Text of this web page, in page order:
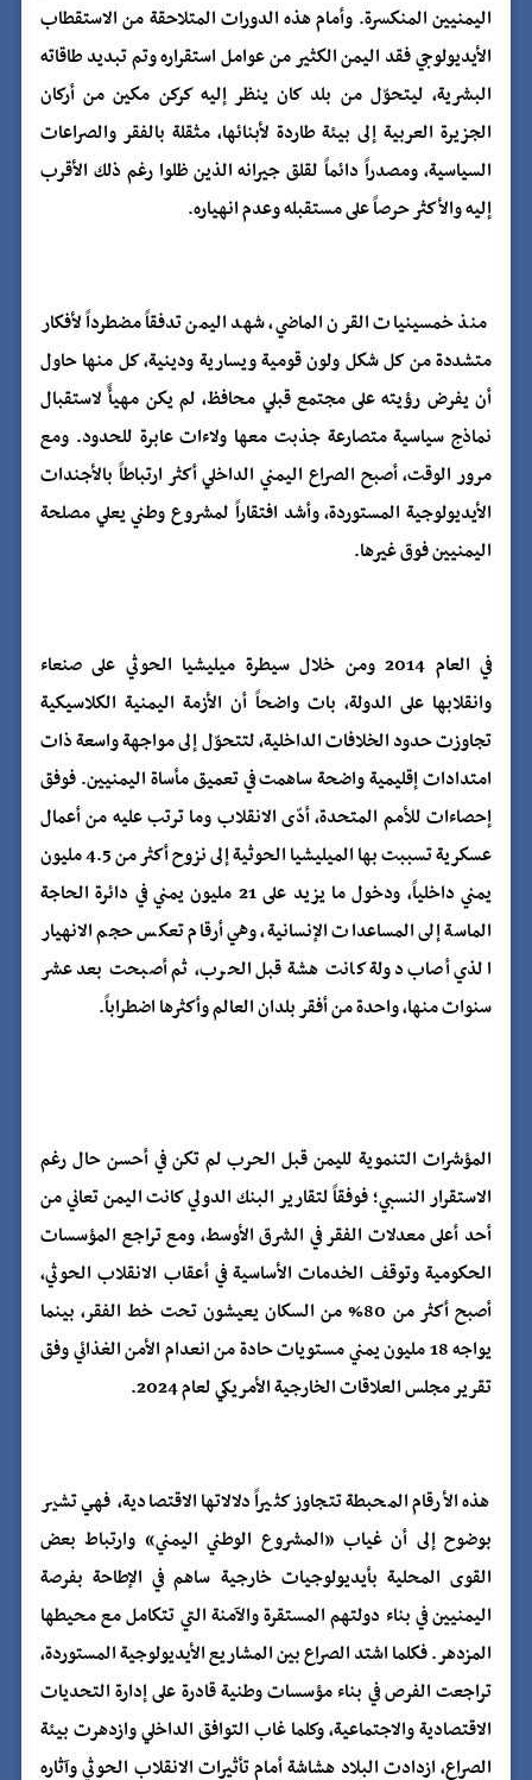
اليمنيين المنكسرة. وأمام هذه الدورات المتلاحقة من الاستقطاب
الأيديولوجي فقد اليمن الكثير من عوامل استقراره وتم تبديد طاقاته
البشرية، ليتحوّل من بلد كان ينظر إليه كركن مكين من أركان
الجزيرة العربية إلى بيئة طاردة لأبنائها، مثقلة بالفقر والصراعات
السياسية، ومصدراً دائماً لقلق جيرانه الذين ظلوا رغم ذلك الأقرب
إليه والأكثر حرصاً على مستقبله وعدم انهياره.
منذ خمسينيات القرن الماضي، شهد اليمن تدفقاً مضطرداً لأفكار
متشددة من كل شكل ولون قومية ويسارية ودينية، كل منها حاول
أن يفرض رؤيته على مجتمع قبلي محافظ، لم يكن مهيأً لاستقبال
نماذج سياسية متصارعة جذبت معها ولاءات عابرة للحدود. ومع
مرور الوقت، أصبح الصراع اليمني الداخلي أكثر ارتباطاً بالأجندات
الأيديولوجية المستوردة، وأشد افتقاراً لمشروع وطني يعلي مصلحة
اليمنيين فوق غيرها.
في العام 2014 ومن خلال سيطرة ميليشيا الحوثي على صنعاء
وانقلابها على الدولة، بات واضحاً أن الأزمة اليمنية الكلاسيكية
تجاوزت حدود الخلافات الداخلية، لتتحوّل إلى مواجهة واسعة ذات
امتدادات إقليمية واضحة ساهمت في تعميق مأساة اليمنيين. فوفق
إحصاءات للأمم المتحدة، أدّى الانقلاب وما ترتب عليه من أعمال
عسكرية تسببت بها الميليشيا الحوثية إلى نزوح أكثر من 4.5 مليون
يمني داخلياً، ودخول ما يزيد على 21 مليون يمني في دائرة الحاجة
الماسة إلى المساعدات الإنسانية، وهي أرقام تعكس حجم الانهيار
الذي أصاب دولة كانت هشة قبل الحرب، ثم أصبحت بعد عشر
سنوات منها، واحدة من أفقر بلدان العالم وأكثرها اضطراباً.
المؤشرات التنموية لليمن قبل الحرب لم تكن في أحسن حال رغم
الاستقرار النسبي؛ فوفقاً لتقارير البنك الدولي كانت اليمن تعاني من
أحد أعلى معدلات الفقر في الشرق الأوسط، ومع تراجع المؤسسات
الحكومية وتوقف الخدمات الأساسية في أعقاب الانقلاب الحوثي،
أصبح أكثر من 80% من السكان يعيشون تحت خط الفقر، بينما
يواجه 18 مليون يمني مستويات حادة من انعدام الأمن الغذائي وفق
تقرير مجلس العلاقات الخارجية الأمريكي لعام 2024.
هذه الأرقام المحبطة تتجاوز كثيراً دلالاتها الاقتصادية، فهي تشير
بوضوح إلى أن غياب «المشروع الوطني اليمني» وارتباط بعض
القوى المحلية بأيديولوجيات خارجية ساهم في الإطاحة بفرصة
اليمنيين في بناء دولتهم المستقرة والآمنة التي تتكامل مع محيطها
المزدهر. فكلما اشتد الصراع بين المشاريع الأيديولوجية المستوردة،
تراجعت الفرص في بناء مؤسسات وطنية قادرة على إدارة التحديات
الاقتصادية والاجتماعية، وكلما غاب التوافق الداخلي وازدهرت بيئة
الصراع، ازدادت البلاد هشاشة أمام تأثيرات الانقلاب الحوثي وآثاره